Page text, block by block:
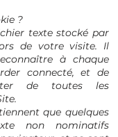
?
texte stocké par
de votre visite. Il
à chaque
connecté, et de
de toutes les
que quelques
non nominatifs